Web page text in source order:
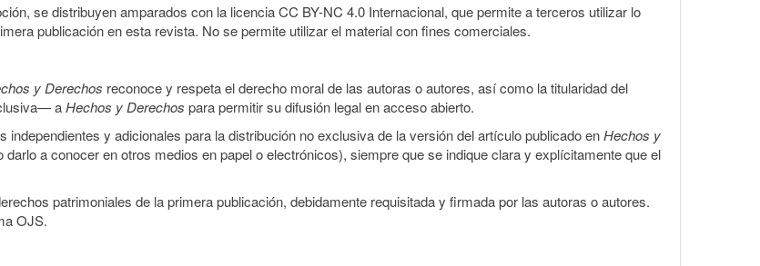
se distribuyen amparados con la licencia CC BY-NC 4.0 Internacional, que permite a terceros utilizar lo
publicación en esta revista. No se permite utilizar el material con fines comerciales.
y Derechos reconoce y respeta el derecho moral de las autoras o autores, así como la titularidad del
aHechos y Derechos para permitir su difusión legal en acceso abierto.
y adicionales para la distribución no exclusiva de la versión del artículo publicado enHechos y
a conocer en otros medios en papel o electrónicos), siempre que se indique clara y explícitamente que el
patrimoniales de la primera publicación, debidamente requisitada y firmada por las autoras o autores.
OJS.